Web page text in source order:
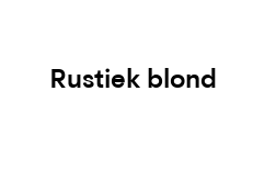
Rustiek blond